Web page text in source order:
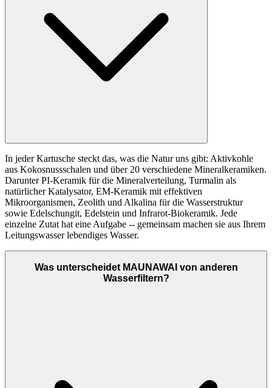
In jeder Kartusche steckt das, was die Natur uns gibt: Aktivkohle
aus Kokosnussschalen und über 20 verschiedene Mineralkeramiken.
Darunter PI-Keramik für die Mineralverteilung, Turmalin als
natürlicher Katalysator, EM-Keramik mit effektiven
Mikroorganismen, Zeolith und Alkalina für die Wasserstruktur
sowie Edelschungit, Edelstein und Infrarot-Biokeramik. Jede
einzelne Zutat hat eine Aufgabe -- gemeinsam machen sie aus Ihrem
Leitungswasser lebendiges Wasser.
Was unterscheidet MAUNAWAI von anderen
Wasserfiltern?